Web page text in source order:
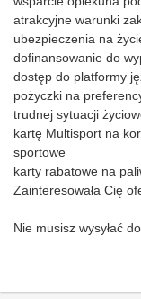
atrakcyjne warunki
ubezpieczenia na
dofinansowanie do
dostęp do platformy
pożyczki na
trudnej sytuacji
kartę Multisport na
sportowe
karty rabatowe na
Zainteresowała Cię
Nie musisz wysyłać